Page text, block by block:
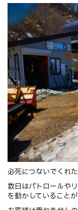
必死につないでくれ
数日はパトロールや
を動かしていることが